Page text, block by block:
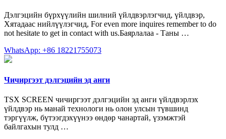
Дэлгэцийн бүрхүүлийн шилний үйлдвэрлэгчид, үйлдвэр,
Хятадаас нийлүүлэгчид, For even more inquires remember to do
not hesitate to get in contact with us.Баярлалаа - Таны …
WhatsApp: +86 18221755073
Чичиргээт дэлгэцийн эд анги
TSX SCREEN чичиргээт дэлгэцийн эд анги үйлдвэрлэх
үйлдвэр нь манай технологи нь олон улсын түвшинд
тэргүүлж, бүтээгдэхүүнээ өндөр чанартай, үзэмжтэй
байлгахын тулд …